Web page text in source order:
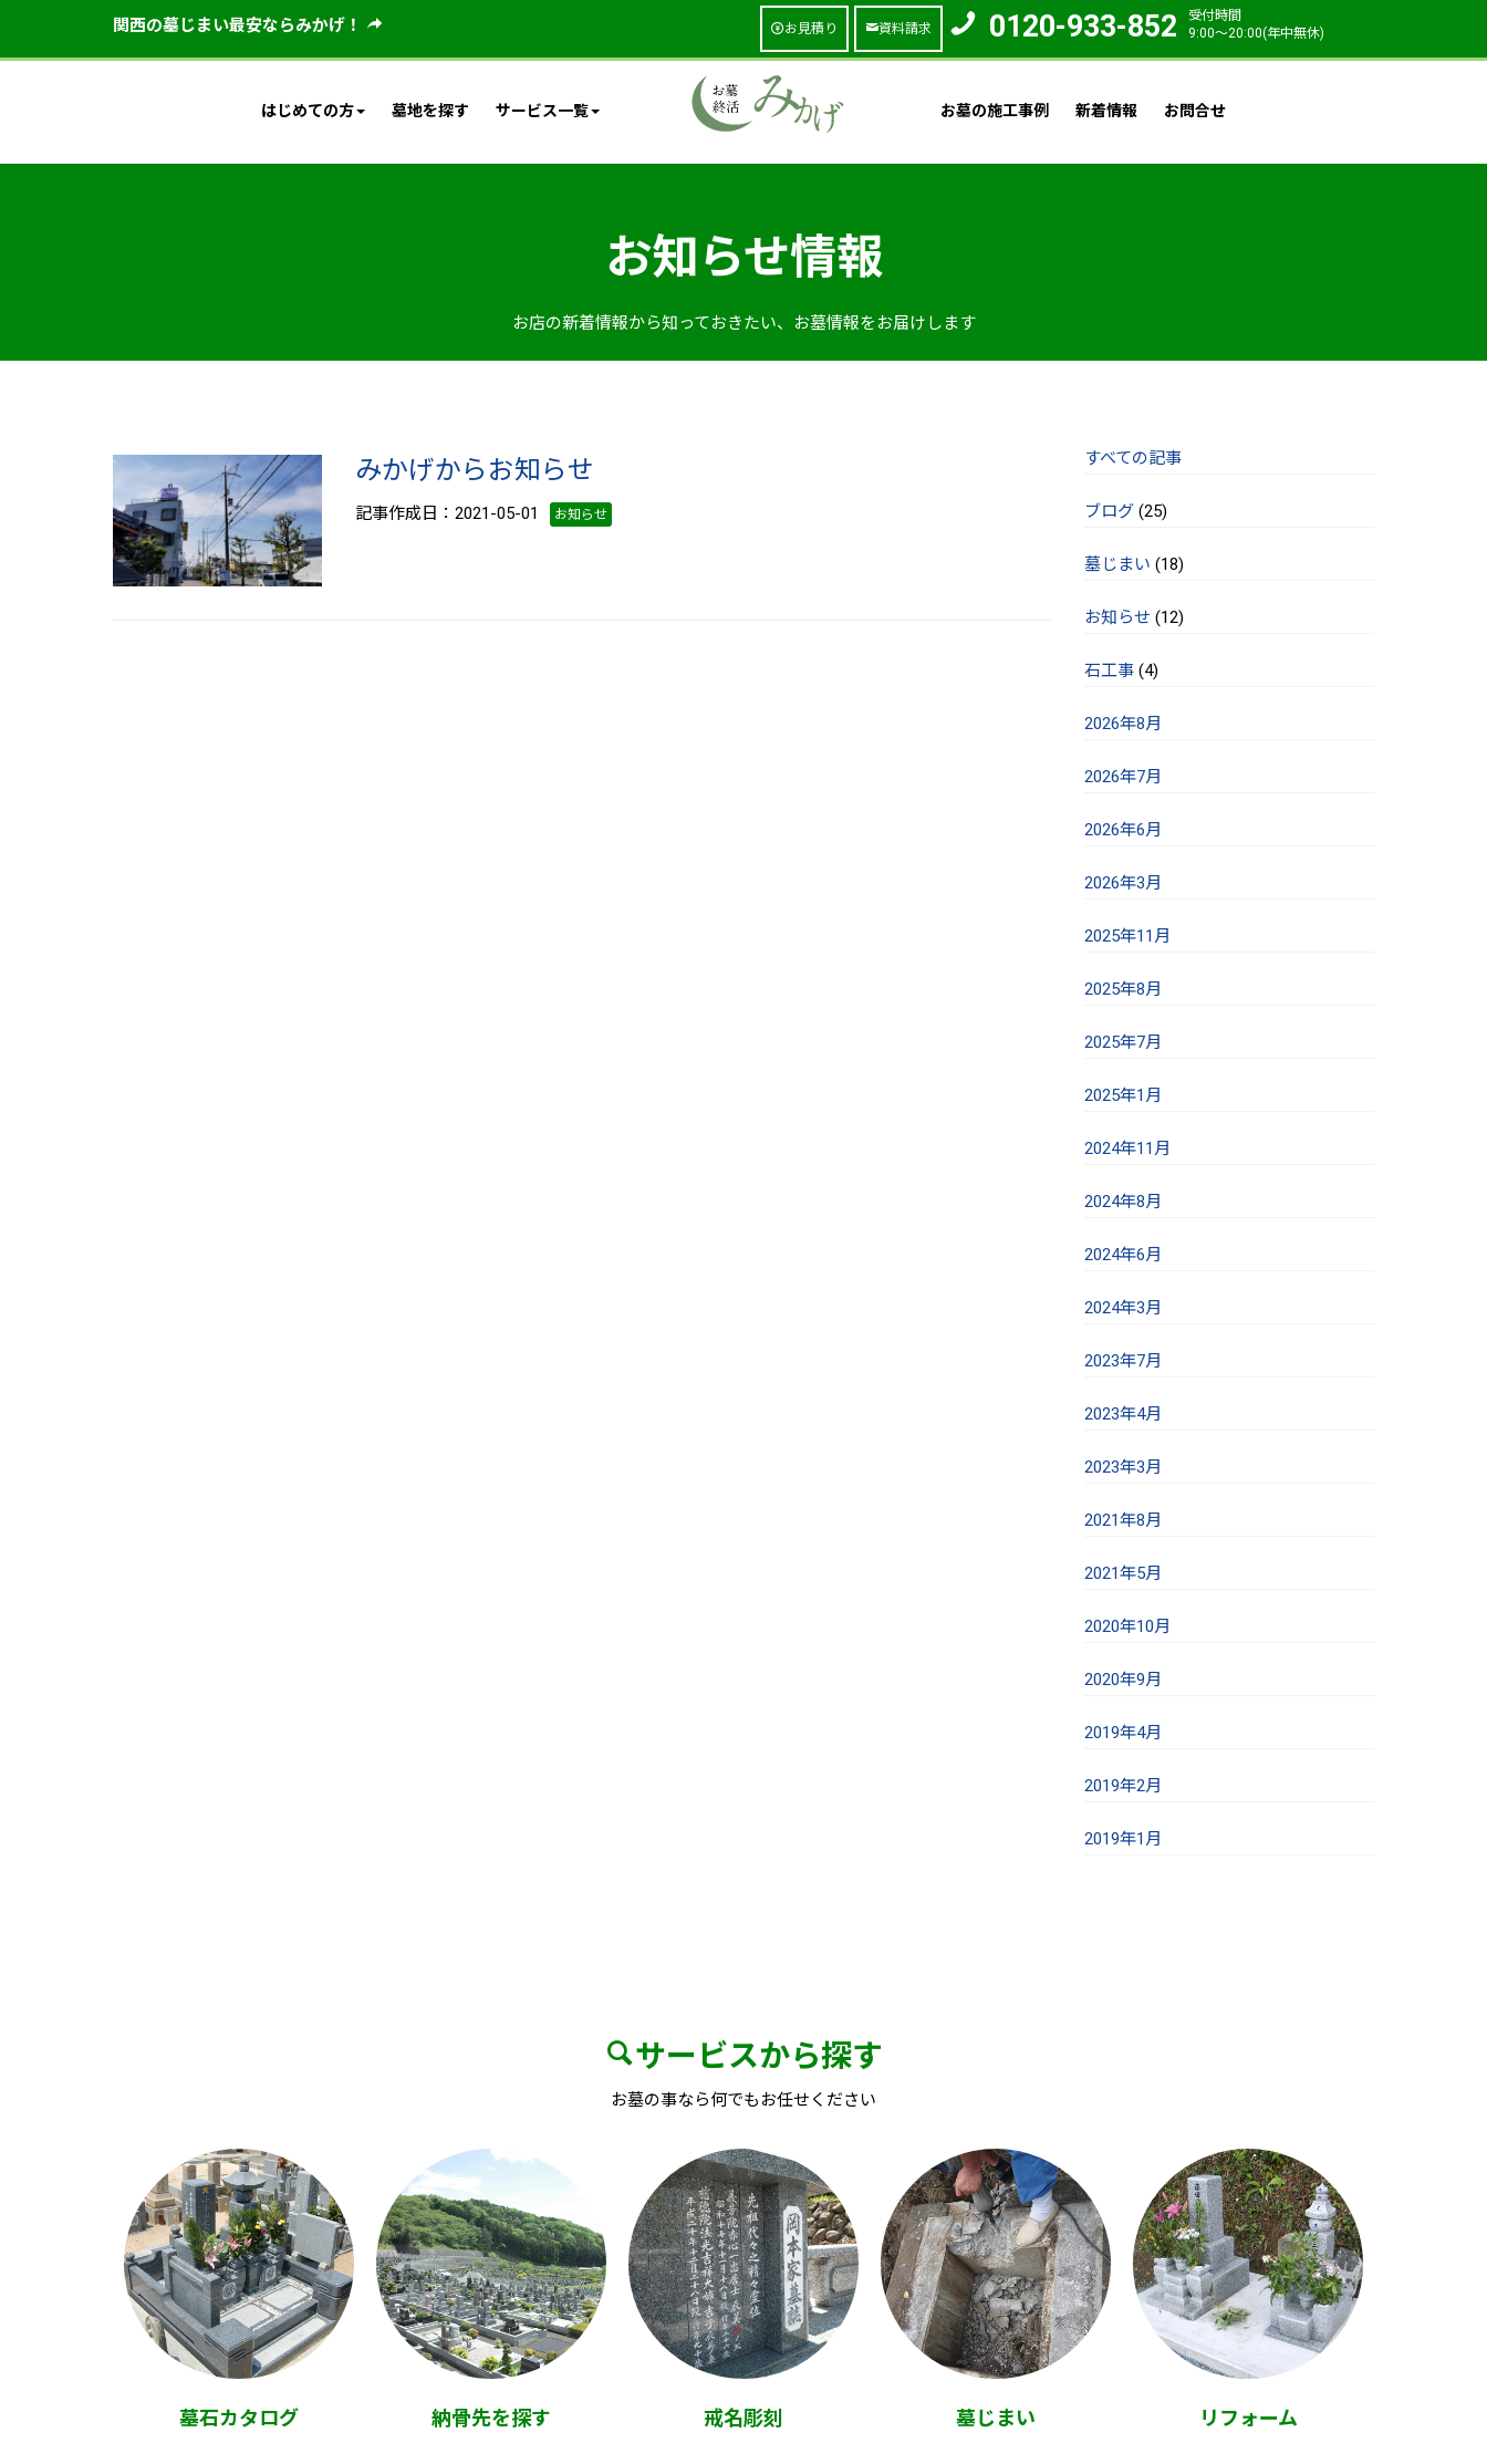
関西の墓じまい最安ならみかげ！ お見積り 資料請求 0120-933-852
受付時間
9:00〜20:00(年中無休)
はじめての方 墓地を探す サービス一覧 お墓の施工事例 新着情報 お問合せ
お知らせ情報
お店の新着情報から知っておきたい、お墓情報をお届けします
みかげからお知らせ
記事作成日：2021-05-01 お知らせ
すべての記事
ブログ(25)
墓じまい (18)
お知らせ (12)
石工事(4)
2026年8月
2026年7月
2026年6月
2026年3月
2025年11月
2025年8月
2025年7月
2025年1月
2024年11月
2024年8月
2024年6月
2024年3月
2023年7月
2023年4月
2023年3月
2021年8月
2021年5月
2020年10月
2020年9月
2019年4月
2019年2月
2019年1月
サービスから探す
お墓の事なら何でもお任せください
墓石カタログ 納骨先を探す 戒名彫刻 墓じまい リフォーム